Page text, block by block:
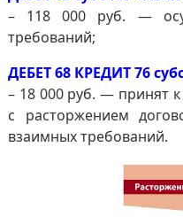
– 118 000 руб. —
требований;
ДЕБЕТ 68 КРЕДИТ 76
– 18 000 руб. — принят
с расторжением
взаимных требований.